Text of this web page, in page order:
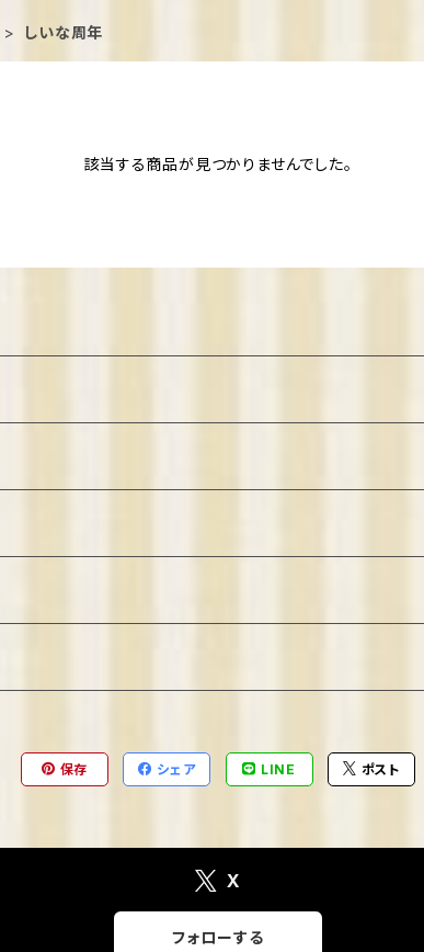
しいな周年
該当する商品が見つかりませんでした。
保存 シェア LINE ポスト
X
フォローする